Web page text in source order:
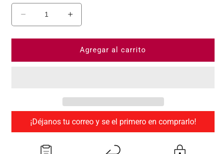
Reducir cantidad para Trolley de carga para 6
Aumentar cantidad para Trolley de
Agregar al carrito
¡Déjanos tu correo y se el primero en comprarlo!